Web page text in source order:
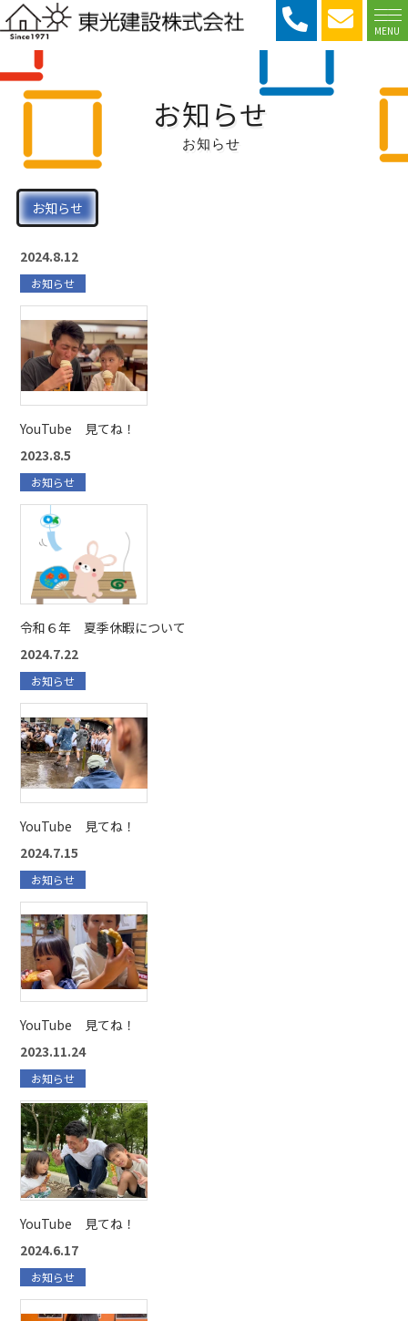
MENU
お知らせ
お知らせ
お知らせ
2024.8.12
お知らせ
YouTube 見てね！
2023.8.5
お知らせ
令和６年 夏季休暇について
2024.7.22
お知らせ
YouTube 見てね！
2024.7.15
お知らせ
YouTube 見てね！
2023.11.24
お知らせ
YouTube 見てね！
2024.6.17
お知らせ